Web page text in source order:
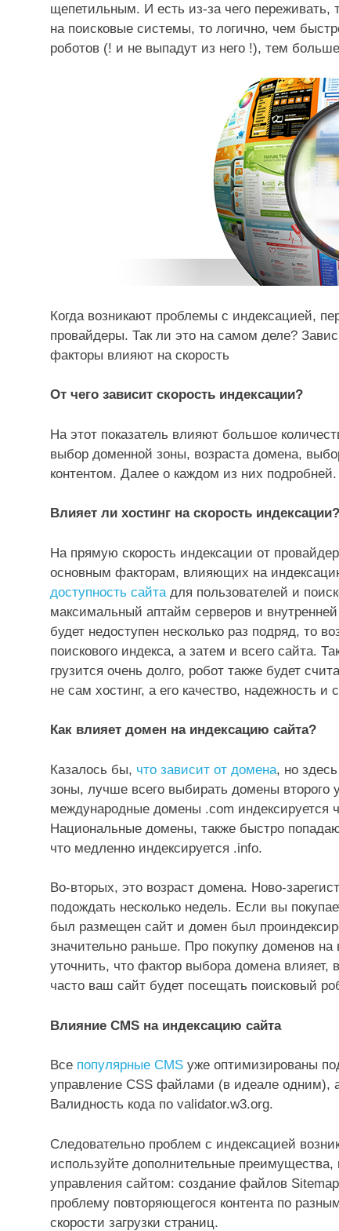
щепетильным. И есть из-за чего переживать,
на поисковые системы, то логично, чем
роботов (! и не выпадут из него !), тем
Когда возникают проблемы с индексацией,
провайдеры. Так ли это на самом деле?
факторы влияют на скорость
От чего зависит скорость индексации?
На этот показатель влияют большое
выбор доменной зоны, возраста домена,
контентом. Далее о каждом из них подробней.
Влияет ли хостинг на скорость индексации?
На прямую скорость индексации от
основным факторам, влияющих на
доступность сайта для пользователей и
максимальный аптайм серверов и
будет недоступен несколько раз подряд, то
поискового индекса, а затем и всего сайта.
грузится очень долго, робот также будет
не сам хостинг, а его качество, надежность
Как влияет домен на индексацию сайта?
Казалось бы, что зависит от домена, но
зоны, лучше всего выбирать домены второго
международные домены .com индексируется
Национальные домены, также быстро
что медленно индексируется .info.
Во-вторых, это возраст домена. Ново-
подождать несколько недель. Если вы
был размещен сайт и домен был
значительно раньше. Про покупку доменов
уточнить, что фактор выбора домена
часто ваш сайт будет посещать поисковый
Влияние CMS на индексацию сайта
Все популярные CMS уже оптимизированы
управление CSS файлами (в идеале одним),
Валидность кода по validator.w3.org.
Следовательно проблем с индексацией
используйте дополнительные
управления сайтом: создание файлов
проблему повторяющегося контента по
скорости загрузки страниц.